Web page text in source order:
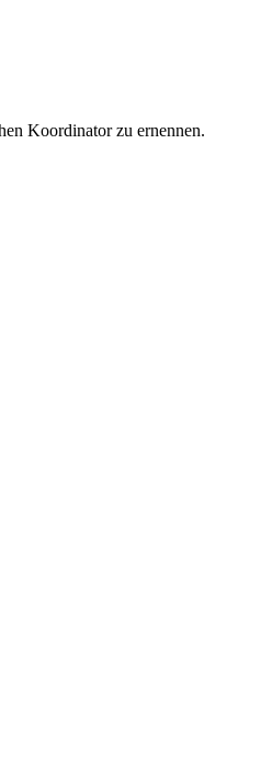
Koordinator zu ernennen.